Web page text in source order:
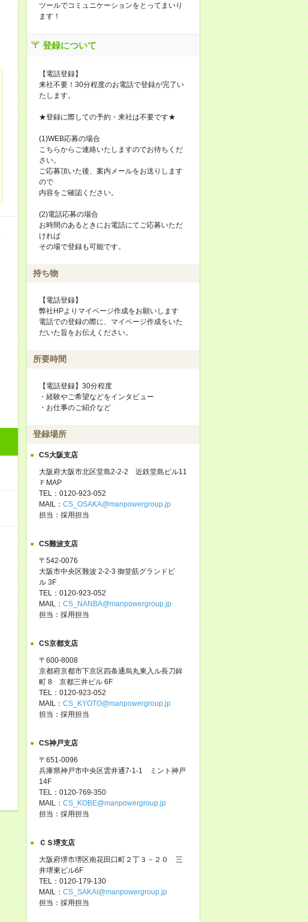
ツールでコミュニケーションをとってまいり
ます！
登録について
【電話登録】
来社不要！30分程度のお電話で登録が完了い
たします。
★登録に際しての予約・来社は不要です★
(1)WEB応募の場合
こちらからご連絡いたしますのでお待ちくだ
さい。
ご応募頂いた後、案内メールをお送りします
ので
内容をご確認ください。
(2)電話応募の場合
お時間のあるときにお電話にてご応募いただ
ければ
その場で登録も可能です。
持ち物
【電話登録】
弊社HPよりマイページ作成をお願いします
電話での登録の際に、マイページ作成をいた
だいた旨をお伝えください。
所要時間
【電話登録】30分程度
・経験やご希望などをインタビュー
・お仕事のご紹介など
登録場所
CS大阪支店
大阪府大阪市北区堂島2-2-2 近鉄堂島ビル11
ＦMAP
TEL：0120-923-052
MAIL： CS_OSAKA@manpowergroup.jp
担当：採用担当
CS難波支店
〒542-0076
大阪市中央区難波 2-2-3 御堂筋グランドビ
ル 3F
TEL：0120-923-052
MAIL： CS_NANBA@manpowergroup.jp
担当：採用担当
CS京都支店
〒600-8008
京都府京都市下京区四条通烏丸東入ル長刀鉾
町 8 京都三井ビル 6F
TEL：0120-923-052
MAIL： CS_KYOTO@manpowergroup.jp
担当：採用担当
CS神戸支店
〒651-0096
兵庫県神戸市中央区雲井通7-1-1 ミント神戸
14F
TEL：0120-769-350
MAIL： CS_KOBE@manpowergroup.jp
担当：採用担当
ＣＳ堺支店
大阪府堺市堺区南花田口町２丁３－２０ 三
井堺東ビル6F
TEL：0120-179-130
MAIL： CS_SAKAI@manpowergroup.jp
担当：採用担当